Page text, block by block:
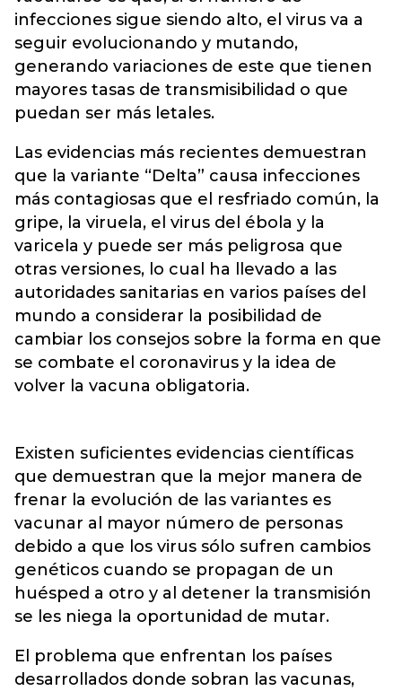
infecciones sigue siendo alto, el virus va a
seguir evolucionando y mutando,
generando variaciones de este que tienen
mayores tasas de transmisibilidad o que
puedan ser más letales.
Las evidencias más recientes demuestran
que la variante “Delta” causa infecciones
más contagiosas que el resfriado común, la
gripe, la viruela, el virus del ébola y la
varicela y puede ser más peligrosa que
otras versiones, lo cual ha llevado a las
autoridades sanitarias en varios países del
mundo a considerar la posibilidad de
cambiar los consejos sobre la forma en que
se combate el coronavirus y la idea de
volver la vacuna obligatoria.
Existen suficientes evidencias científicas
que demuestran que la mejor manera de
frenar la evolución de las variantes es
vacunar al mayor número de personas
debido a que los virus sólo sufren cambios
genéticos cuando se propagan de un
huésped a otro y al detener la transmisión
se les niega la oportunidad de mutar.
El problema que enfrentan los países
desarrollados donde sobran las vacunas,